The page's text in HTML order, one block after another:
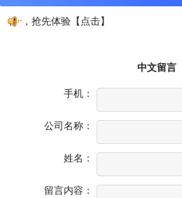
，抢先体验【点击】
中文留言
手机：
公司名称：
姓名：
留言内容：